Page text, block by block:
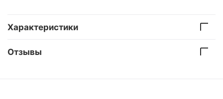
Характеристики
Отзывы